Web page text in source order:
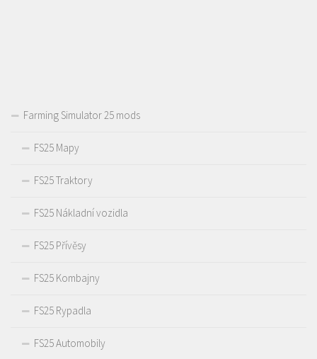
Farming Simulator 25 mods
FS25 Mapy
FS25 Traktory
FS25 Nákladní vozidla
FS25 Přívěsy
FS25 Kombajny
FS25 Rypadla
FS25 Automobily